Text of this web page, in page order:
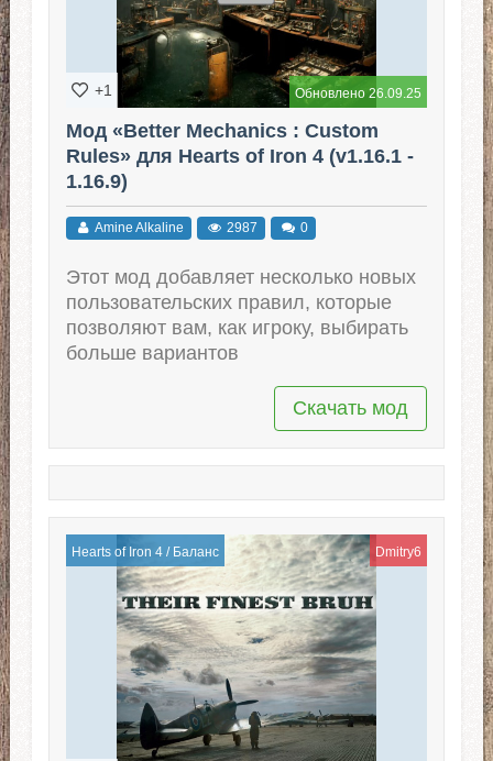
Обновлено 26.09.25
+1
Мод «Better Mechanics : Custom
Rules» для Hearts of Iron 4 (v1.16.1 -
1.16.9)
Amine Alkaline 2987 0
Этот мод добавляет несколько новых
пользовательских правил, которые
позволяют вам, как игроку, выбирать
больше вариантов
Скачать мод
Hearts of Iron 4/ Баланс Dmitry6